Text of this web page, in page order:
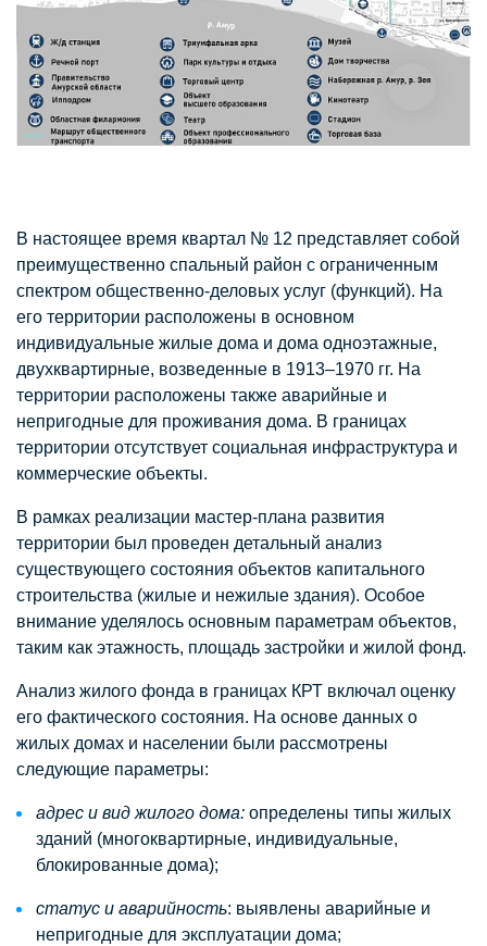
В настоящее время квартал № 12 представляет собой
преимущественно спальный район с ограниченным
спектром общественно-деловых услуг (функций). На
его территории расположены в основном
индивидуальные жилые дома и дома одноэтажные,
двухквартирные, возведенные в 1913–1970 гг. На
территории расположены также аварийные и
непригодные для проживания дома. В границах
территории отсутствует социальная инфраструктура и
коммерческие объекты.
В рамках реализации мастер-плана развития
территории был проведен детальный анализ
существующего состояния объектов капитального
строительства (жилые и нежилые здания). Особое
внимание уделялось основным параметрам объектов,
таким как этажность, площадь застройки и жилой фонд.
Анализ жилого фонда в границах КРТ включал оценку
его фактического состояния. На основе данных о
жилых домах и населении были рассмотрены
следующие параметры:
адрес и вид жилого дома: определены типы жилых
зданий (многоквартирные, индивидуальные,
блокированные дома);
статус и аварийность: выявлены аварийные и
непригодные для эксплуатации дома;